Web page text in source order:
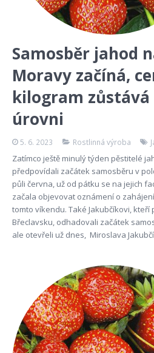
Samosběr jahod
Moravy začíná,
kilogram zůstává
úrovni
5. 6. 2023 Rostlinná výroba
Zatímco ještě minulý týden pěstitelé
předpovídali začátek samosběru v
půli června, už od pátku se na jejich
začala objevovat oznámení o
tomto víkendu. Také Jakubčíkovi, kteří
Břeclavsku, odhadovali začátek
ale otevřeli už dnes, Miroslava